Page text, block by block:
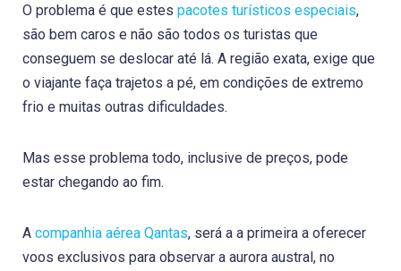
O problema é que estes pacotes turísticos especiais,
são bem caros e não são todos os turistas que
conseguem se deslocar até lá. A região exata, exige que
o viajante faça trajetos a pé, em condições de extremo
frio e muitas outras dificuldades.
Mas esse problema todo, inclusive de preços, pode
estar chegando ao fim.
A companhia aérea Qantas, será a a primeira a oferecer
voos exclusivos para observar a aurora austral, no